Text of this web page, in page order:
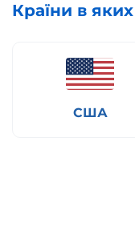
Країни в
США